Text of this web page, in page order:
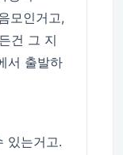
모인거고,
건 그 지
서 출발하
있는거고.